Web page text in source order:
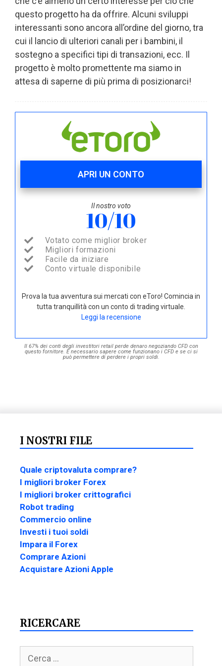
questo progetto ha da offrire. Alcuni sviluppi
interessanti sono ancora all’ordine del giorno, tra
cui il lancio di ulteriori canali per i bambini, il
sostegno a specifici tipi di transazioni, ecc. Il
progetto è molto promettente ma siamo in
attesa di saperne di più prima di posizionarci!
APRI UN CONTO
Il nostro voto
10/10
Votato come miglior broker
Migliori formazioni
Facile da iniziare
Conto virtuale disponibile
Prova la tua avventura sui mercati con eToro! Comincia in
tutta tranquillità con un conto di trading virtuale.
Leggi la recensione
Il 67% dei conti degli investitori retail perde denaro negoziando CFD con
questo fornitore. È necessario sapere come funzionano i CFD e se ci si
può permettere di perdere i propri soldi.
I NOSTRI FILE
Quale criptovaluta comprare?
I migliori broker Forex
I migliori broker crittografici
Robot trading
Commercio online
Investi i tuoi soldi
Impara il Forex
Comprare Azioni
Acquistare Azioni Apple
RICERCARE